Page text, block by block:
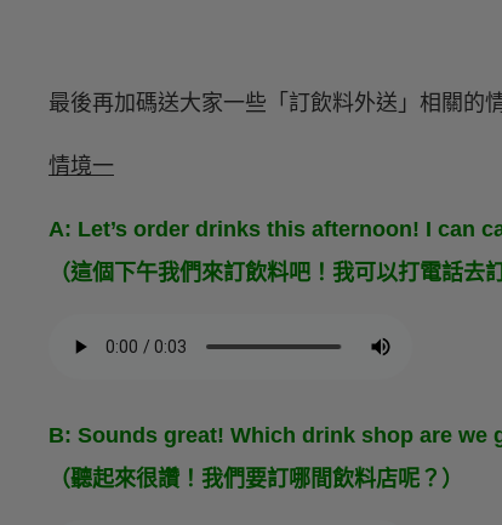
最後再加碼送大家一些「訂飲料外送」相關的
情境一
A: Let’s order drinks this afternoon! I can
（這個下午我們來訂飲料吧！我可以打電話去訂
B: Sounds great! Which drink shop are we
（聽起來很讚！我們要訂哪間飲料店呢？）